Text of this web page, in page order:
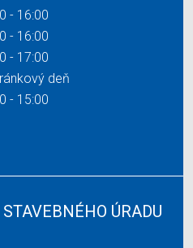
- 16:00
- 16:00
- 17:00
deň
- 15:00
ÚRADU